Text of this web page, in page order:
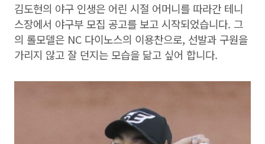
김도현의 야구 인생은 어린 시절 어머니를 따라간 테니
스장에서 야구부 모집 공고를 보고 시작되었습니다. 그
의 롤모델은 NC 다이노스의 이용찬으로, 선발과 구원을
가리지 않고 잘 던지는 모습을 닮고 싶어 합니다.